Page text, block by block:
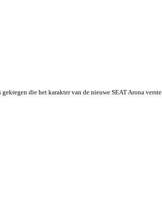
die het karakter van de nieuwe SEAT Arona